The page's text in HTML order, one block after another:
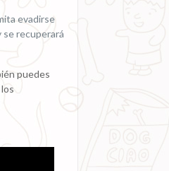
evadirse
se recuperará
puedes